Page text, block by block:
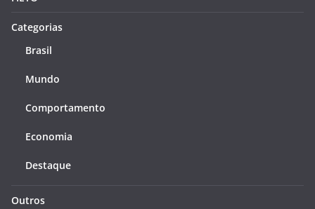
Categorias
Brasil
Mundo
Comportamento
Economia
Destaque
Outros